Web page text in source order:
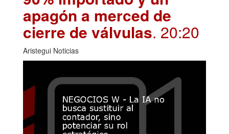
apagón a merced de
cierre de válvulas. 20:20
Aristegui Noticias